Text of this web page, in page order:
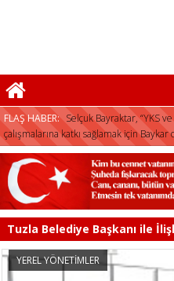
Selçuk Bayraktar, “YKS
çalışmalarına katkı sağlamak için
Tuzla Belediye Başkanı ile
YEREL YÖNETİMLER